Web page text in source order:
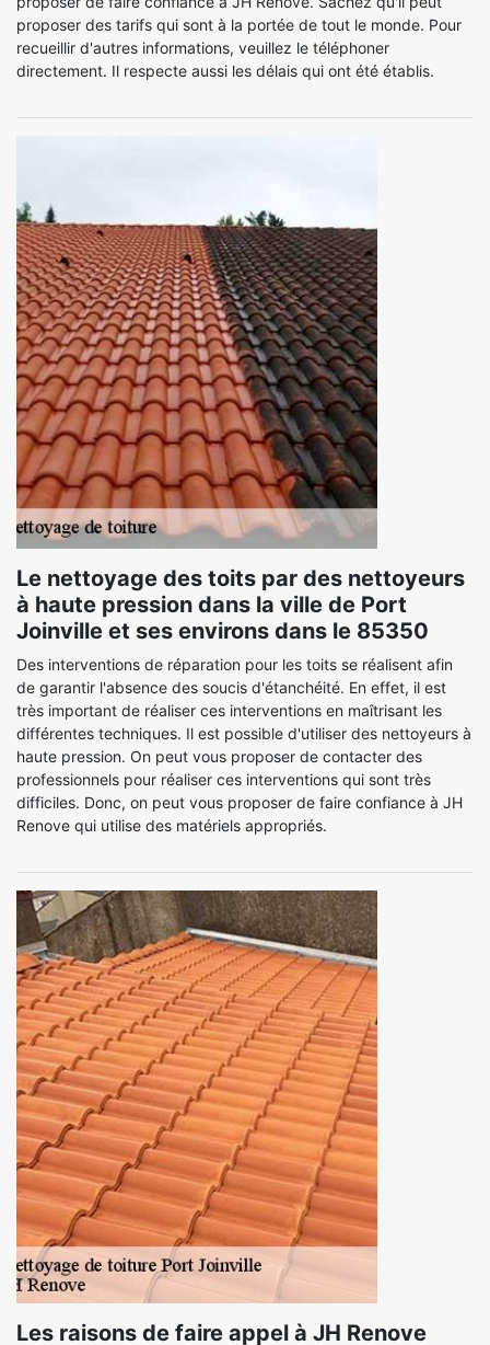
proposer des tarifs qui sont à la portée de tout le monde. Pour
recueillir d'autres informations, veuillez le téléphoner
directement. Il respecte aussi les délais qui ont été établis.
Le nettoyage des toits par des nettoyeurs
à haute pression dans la ville de Port
Joinville et ses environs dans le 85350
Des interventions de réparation pour les toits se réalisent afin
de garantir l'absence des soucis d'étanchéité. En effet, il est
très important de réaliser ces interventions en maîtrisant les
différentes techniques. Il est possible d'utiliser des nettoyeurs à
haute pression. On peut vous proposer de contacter des
professionnels pour réaliser ces interventions qui sont très
difficiles. Donc, on peut vous proposer de faire confiance à JH
Renove qui utilise des matériels appropriés.
Les raisons de faire appel à JH Renove